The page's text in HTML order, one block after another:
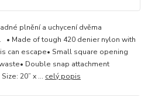
plnění a uchycení dvěma
• Made of tough 420 denier nylon with
can escape• Small square opening
Double snap attachment
20” x ... celý popis